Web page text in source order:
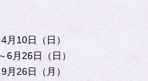
10日（日）
月26日（日）
26日（月）